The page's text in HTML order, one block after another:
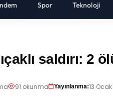
Spor Teknoloji
saldırı: 2
91 okunma Yayınlanma:13 Ocak